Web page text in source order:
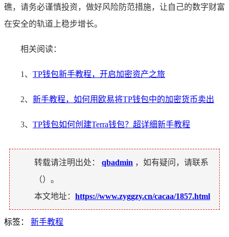
礁，请务必谨慎投资，做好风险防范措施，让自己的数字财富
在安全的轨道上稳步增长。
相关阅读：
1、 TP钱包新手教程，开启加密资产之旅
2、 新手教程，如何用欧易将TP钱包中的加密货币卖出
3、 TP钱包如何创建Terra钱包？超详细新手教程
转载请注明出处： qbadmin ，如有疑问，请联系
（）。
本文地址： https://www.zyggzy.cn/cacaa/1857.html
标签： 新手教程